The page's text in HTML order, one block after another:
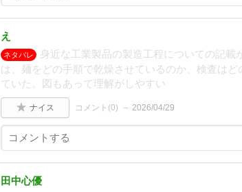
え
ネタバレ
身近な工業製品の製造工程についての記載
は、麺をどの手順で乾燥させているのか、検査は
ていた。図もあって理解がしやすい
ナイス コメント(0) 2026/04/29
田中心優